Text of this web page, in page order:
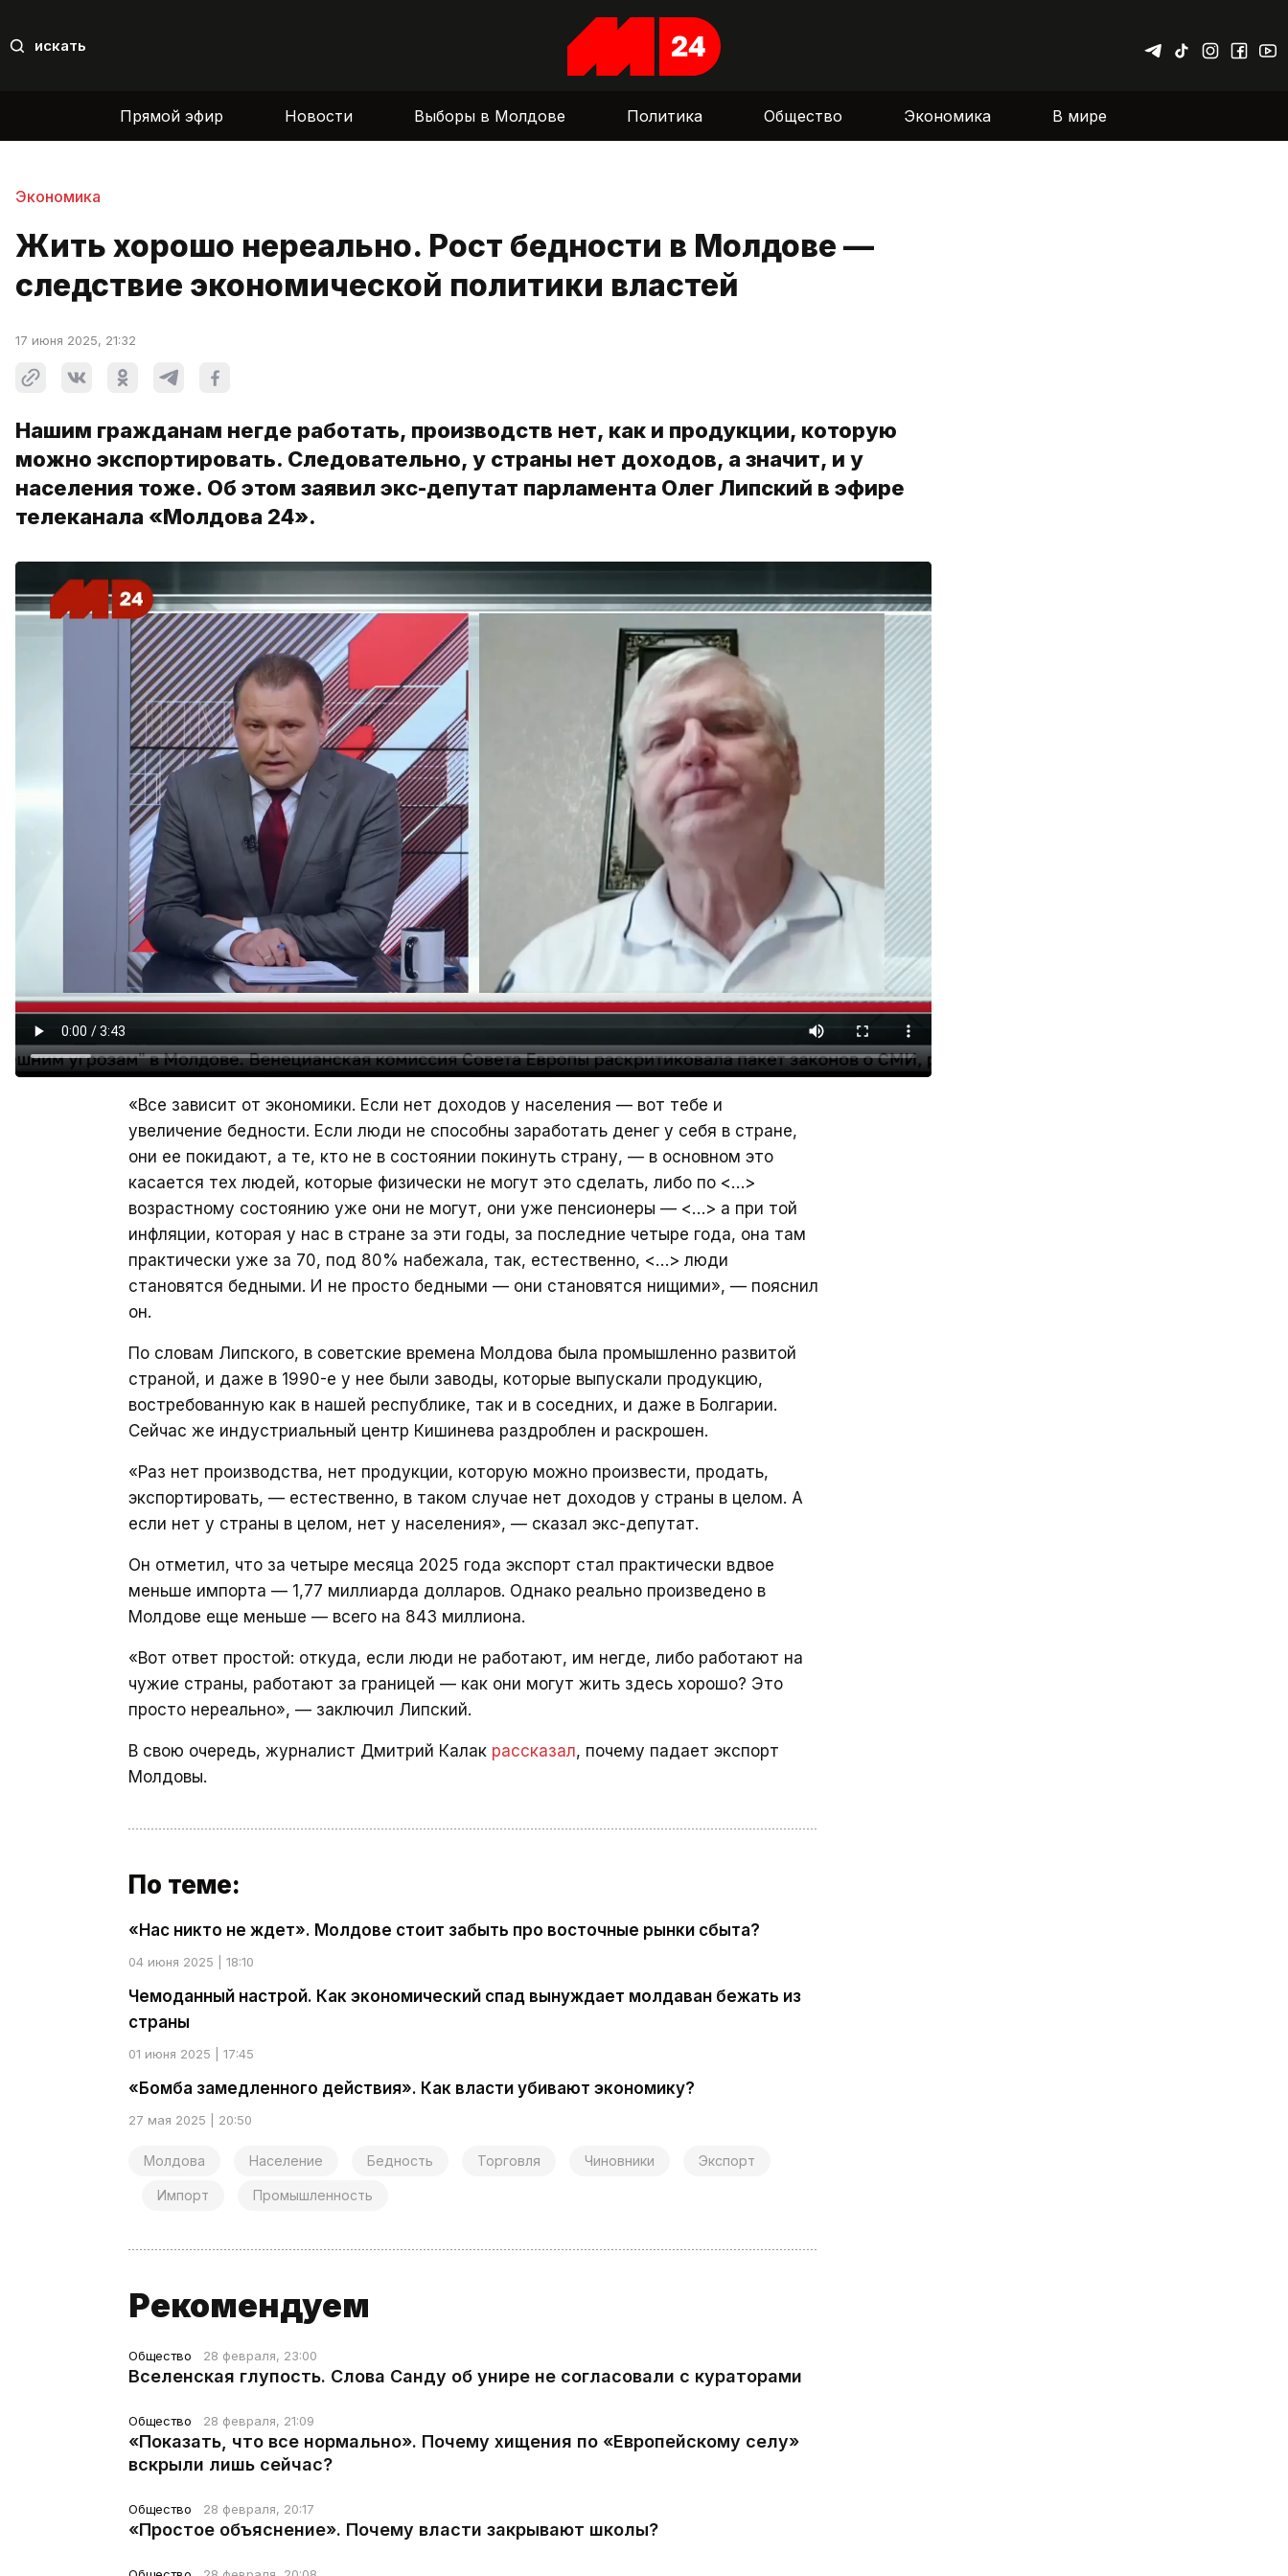
искать
Прямой эфир Новости Выборы в Молдове Политика Общество Экономика В мире
Экономика
Жить хорошо нереально. Рост бедности в Молдове —
следствие экономической политики властей
17 июня 2025, 21:32
Нашим гражданам негде работать, производств нет, как и продукции, которую
можно экспортировать. Следовательно, у страны нет доходов, а значит, и у
населения тоже. Об этом заявил экс-депутат парламента Олег Липский в эфире
телеканала «Молдова 24».
«Все зависит от экономики. Если нет доходов у населения — вот тебе и
увеличение бедности. Если люди не способны заработать денег у себя в стране,
они ее покидают, а те, кто не в состоянии покинуть страну, — в основном это
касается тех людей, которые физически не могут это сделать, либо по <…>
возрастному состоянию уже они не могут, они уже пенсионеры — <…> а при той
инфляции, которая у нас в стране за эти годы, за последние четыре года, она там
практически уже за 70, под 80% набежала, так, естественно, <…> люди
становятся бедными. И не просто бедными — они становятся нищими», — пояснил
он.
По словам Липского, в советские времена Молдова была промышленно развитой
страной, и даже в 1990-е у нее были заводы, которые выпускали продукцию,
востребованную как в нашей республике, так и в соседних, и даже в Болгарии.
Сейчас же индустриальный центр Кишинева раздроблен и раскрошен.
«Раз нет производства, нет продукции, которую можно произвести, продать,
экспортировать, — естественно, в таком случае нет доходов у страны в целом. А
если нет у страны в целом, нет у населения», — сказал экс-депутат.
Он отметил, что за четыре месяца 2025 года экспорт стал практически вдвое
меньше импорта — 1,77 миллиарда долларов. Однако реально произведено в
Молдове еще меньше — всего на 843 миллиона.
«Вот ответ простой: откуда, если люди не работают, им негде, либо работают на
чужие страны, работают за границей — как они могут жить здесь хорошо? Это
просто нереально», — заключил Липский.
В свою очередь, журналист Дмитрий Калак рассказал, почему падает экспорт
Молдовы.
По теме:
«Нас никто не ждет». Молдове стоит забыть про восточные рынки сбыта?
04 июня 2025 | 18:10
Чемоданный настрой. Как экономический спад вынуждает молдаван бежать из
страны
01 июня 2025 | 17:45
«Бомба замедленного действия». Как власти убивают экономику?
27 мая 2025 | 20:50
Молдова Население Бедность Торговля Чиновники Экспорт
Импорт Промышленность
Рекомендуем
Общество 28 февраля, 23:00
Вселенская глупость. Слова Санду об унире не согласовали с кураторами
Общество 28 февраля, 21:09
«Показать, что все нормально». Почему хищения по «Европейскому селу»
вскрыли лишь сейчас?
Общество 28 февраля, 20:17
«Простое объяснение». Почему власти закрывают школы?